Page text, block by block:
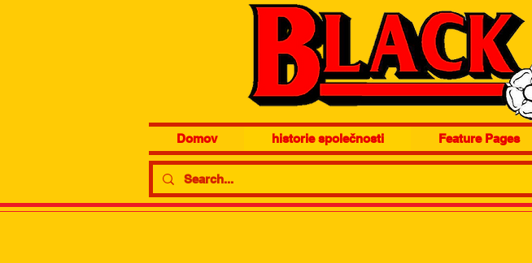
Domov historie společnosti Feature Pages